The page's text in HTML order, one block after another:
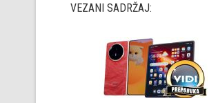
VEZANI SADRŽAJ: